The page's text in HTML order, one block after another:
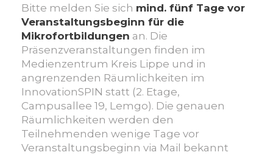
Bitte melden Sie sich mind. fünf Tage vor
Veranstaltungsbeginn für die
Mikrofortbildungen an. Die
Präsenzveranstaltungen finden im
Medienzentrum Kreis Lippe und in
angrenzenden Räumlichkeiten im
InnovationSPIN statt (2. Etage,
Campusallee 19, Lemgo). Die genauen
Räumlichkeiten werden den
Teilnehmenden wenige Tage vor
Veranstaltungsbeginn via Mail bekannt